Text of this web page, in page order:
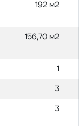
192 м2
156,70 м2
1
3
3